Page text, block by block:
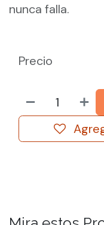
nunca falla.
Precio